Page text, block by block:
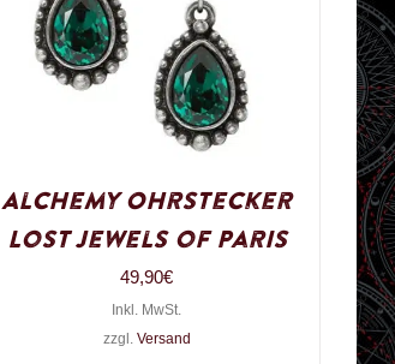
Alchemy Ohrstecker
Lost Jewels of Paris
49,90€
Inkl. MwSt.
zzgl. Versand